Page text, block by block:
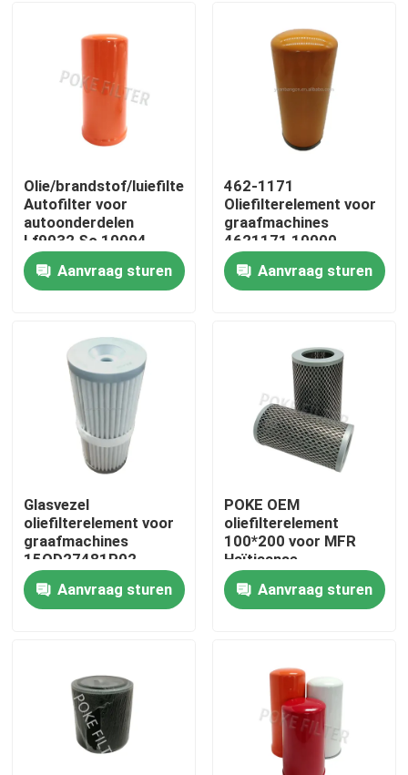
Thuis
Contacten
Producten
Hydraulische filterelement
Het Element van de oliefilter
Het element van de luchtfilter
De Patroon van de vacuümpompfilter
Olie/brandstof/luiefilter
Autofilter voor
autoonderdelen
Lf9032 So 10094
Re572785 P550595
Aanvraag sturen
462-1171
Oliefilterelement voor
graafmachines
4621171 10000-
05598 11Q4-70211
4627133 SO 11092
Aanvraag sturen
Glasvezel
oliefilterelement voor
graafmachines
15OD27481P02
Aanvraag sturen
POKE OEM
oliefilterelement
100*200 voor MFR
Haïtiaanse
spuitgietmachine
Aanvraag sturen